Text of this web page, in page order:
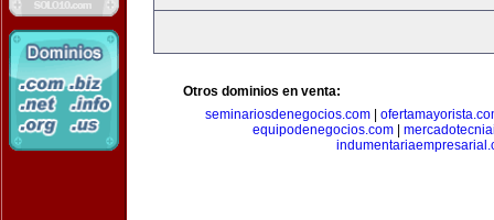
Otros dominios en venta:
seminariosdenegocios.com
equipodenegocios.com|